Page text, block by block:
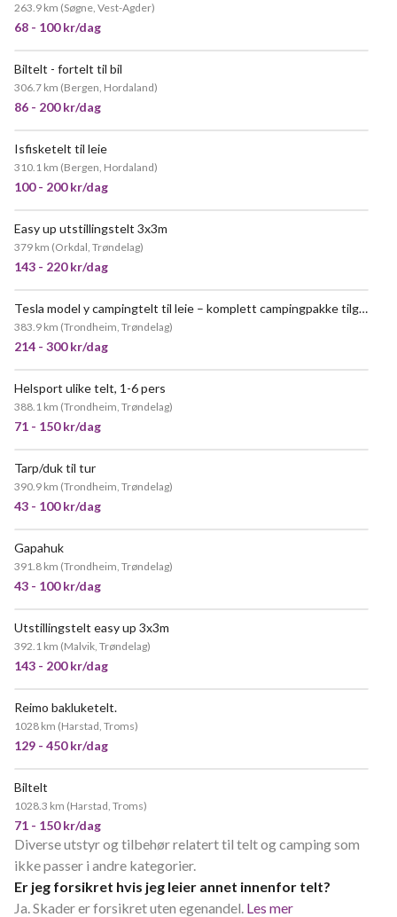
263.9 km (Søgne, Vest-Agder)
68 - 100 kr/dag
Biltelt - fortelt til bil
306.7 km (Bergen, Hordaland)
86 - 200 kr/dag
Isfisketelt til leie
310.1 km (Bergen, Hordaland)
100 - 200 kr/dag
Easy up utstillingstelt 3x3m
379 km (Orkdal, Trøndelag)
143 - 220 kr/dag
Tesla model y campingtelt til leie – komplett campingpakke tilgjengelig!
383.9 km (Trondheim, Trøndelag)
214 - 300 kr/dag
Helsport ulike telt, 1-6 pers
388.1 km (Trondheim, Trøndelag)
71 - 150 kr/dag
Tarp/duk til tur
390.9 km (Trondheim, Trøndelag)
43 - 100 kr/dag
Gapahuk
391.8 km (Trondheim, Trøndelag)
43 - 100 kr/dag
Utstillingstelt easy up 3x3m
392.1 km (Malvik, Trøndelag)
143 - 200 kr/dag
Reimo bakluketelt.
1028 km (Harstad, Troms)
129 - 450 kr/dag
Biltelt
1028.3 km (Harstad, Troms)
71 - 150 kr/dag
Diverse utstyr og tilbehør relatert til telt og camping som
ikke passer i andre kategorier.
Er jeg forsikret hvis jeg leier annet innenfor telt?
Ja. Skader er forsikret uten egenandel. Les mer